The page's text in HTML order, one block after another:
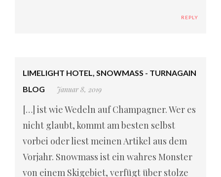
REPLY
LIMELIGHT HOTEL, SNOWMASS - TURNAGAIN
BLOG
Januar 8, 2019
[…] ist wie Wedeln auf Champagner. Wer es
nicht glaubt, kommt am besten selbst
vorbei oder liest meinen Artikel aus dem
Vorjahr. Snowmass ist ein wahres Monster
von einem Skigebiet, verfügt über stolze